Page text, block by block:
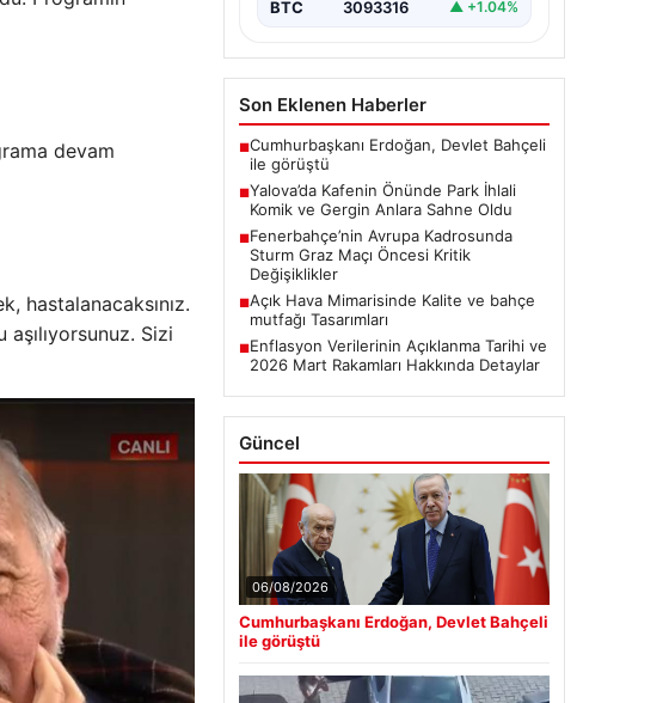
devam
hastalanacaksınız.
Sizi
BTC 3093316 ▲ +1.04%
Son Eklenen Haberler
■Cumhurbaşkanı Erdoğan, Devlet Bahçeli
ile görüştü
■Yalova’da Kafenin Önünde Park İhlali
Komik ve Gergin Anlara Sahne Oldu
■Fenerbahçe’nin Avrupa Kadrosunda
Sturm Graz Maçı Öncesi Kritik
Değişiklikler
■Açık Hava Mimarisinde Kalite ve bahçe
mutfağı Tasarımları
■Enflasyon Verilerinin Açıklanma Tarihi ve
2026 Mart Rakamları Hakkında Detaylar
Güncel
06/08/2026
Cumhurbaşkanı Erdoğan, Devlet Bahçeli
ile görüştü